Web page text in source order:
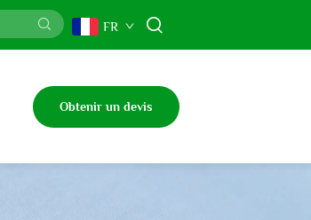
FR
Obtenir un devis